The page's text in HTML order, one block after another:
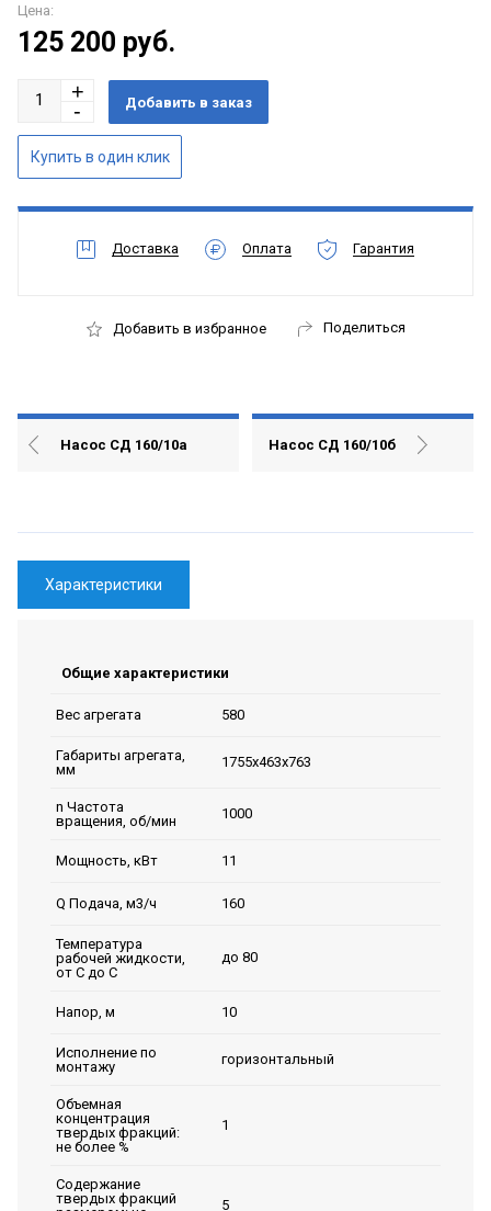
Цена:
125 200 руб.
Доставка Оплата Гарантия
Добавить в избранное Поделиться
Насос СД 160/10а Насос СД 160/10б
Характеристики
Общие характеристики
Вес агрегата 580
Габариты агрегата,
мм
1755х463х763
n Частота
вращения, об/мин
1000
Мощность, кВт 11
Q Подача, м3/ч 160
Температура
рабочей жидкости,
от С до С
до 80
Напор, м 10
Исполнение по
монтажу
горизонтальный
Объемная
концентрация
твердых фракций:
не более %
1
Содержание
твердых фракций
5